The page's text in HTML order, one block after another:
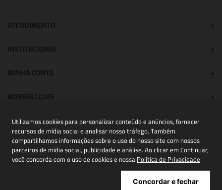
Utilizamos cookies para personalizar conteúdo e anúncios, fornecer
recursos de mídia social e analisar nosso tráfego. Também
compartilhamos informações sobre o uso do nosso site com nossos
parceiros de mídia social, publicidade e análise. Ao clicar em Continuar,
você concorda com o uso de cookies e nossaPolítica de Privacidade
Concordar e fechar
NOSSAS LOJAS
+
POWERED BY:
Copyright® 2026 | NIINI todos os direitos reservados - CNPJ